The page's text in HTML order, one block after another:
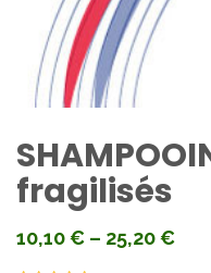
fragilisés
10,10€ – 25,20€